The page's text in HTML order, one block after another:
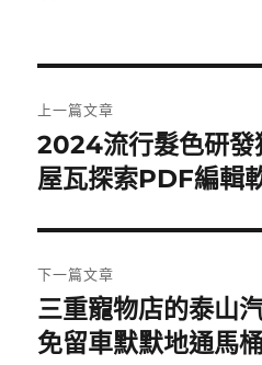
章
導
覽
上一篇文章
上
一
文
章:
2024流行髮色研發
屋瓦探索PDF編輯
下一篇文章
下
一
三重寵物店的泰山
免留車默默地通馬桶